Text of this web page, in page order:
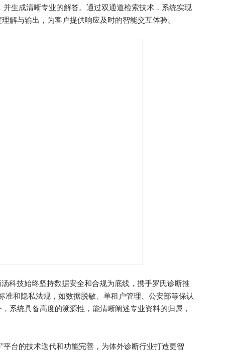
并生成清晰专业的解答。通过双通道检索技术，系统实现
解与输出，为客户提供响应及时的智能交互体验。
技始终坚持数据安全和合规为底线，携手罗氏诊断推
准和隐私法规，如数据脱敏、单租户管理、公安部等保认
系统具备高度的溯源性，能清晰阐述专业资料的归属，
的技术迭代和功能完善，为体外诊断行业打造更智